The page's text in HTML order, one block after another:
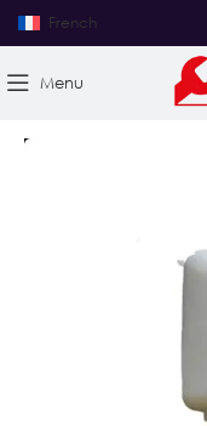
French
Menu